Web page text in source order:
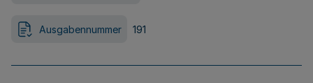
Ausgabennummer 191